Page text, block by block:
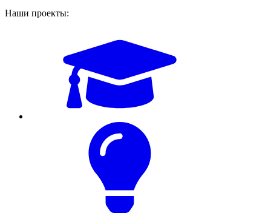
Наши проекты: